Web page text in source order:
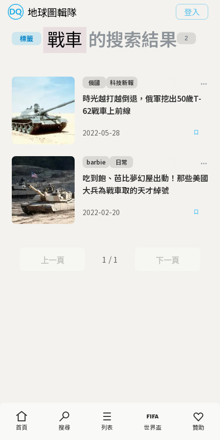
地球圖輯隊 登入
首頁 搜尋 列表 世界盃 贊助
標籤 戰車 的搜索結果 2
時光越打越倒退，俄軍挖出50歲T-
62戰車上前線
俄國 科技新報
2022-05-28
吃到飽、芭比夢幻屋出動！那些美國
大兵為戰車取的天才綽號
barbie 日常
2022-02-20
上一頁
上一頁 1 / 1 下一頁
下一頁